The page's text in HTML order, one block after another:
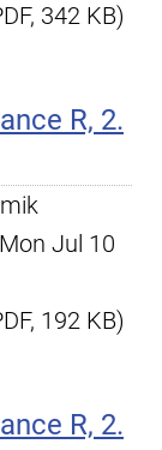
342 KB)
R, 2.
Jul 10
192 KB)
R, 2.